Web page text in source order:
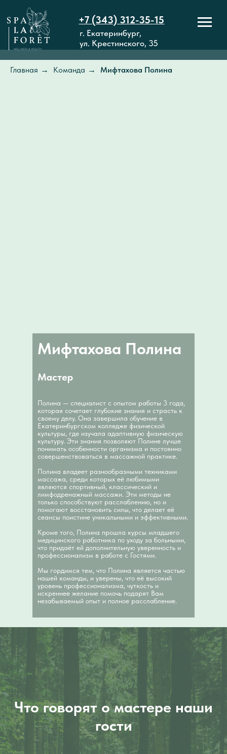
+7 (343) 312-35-15
г. Екатеринбург,
ул. Крестинского, 35
Главная → Команда → Мифтахова Полина
Мастер
Мифтахова Полина
Полина — специалист с опытом работы 3 года,
которая сочетает глубокие знания и страсть к
своему делу. Она завершила обучение в
Екатеринбургском колледже физической
культуры, где изучала адаптивную физическую
культуру. Эти знания позволяют Полине лучше
понимать особенности организма и постоянно
совершенствоваться в массажной практике.
Полина владеет разнообразными техниками
массажа, среди которых её любимыми
являются спортивный, классический и
лимфодренажный массажи. Эти методы не
только способствуют расслаблению, но и
помогают восстановить силы, что делает её
сеансы поистине уникальными и эффективными.
Кроме того, Полина прошла курсы младшего
медицинского работника по уходу за больными,
что придаёт ей дополнительную уверенность и
профессионализм в работе с Гостями.
Мы гордимся тем, что Полина является частью
нашей команды, и уверены, что её высокий
уровень профессионализма, чуткость и
искреннее желание помочь подарят Вам
незабываемый опыт и полное расслабление.
Что говорят о мастере наши
гости